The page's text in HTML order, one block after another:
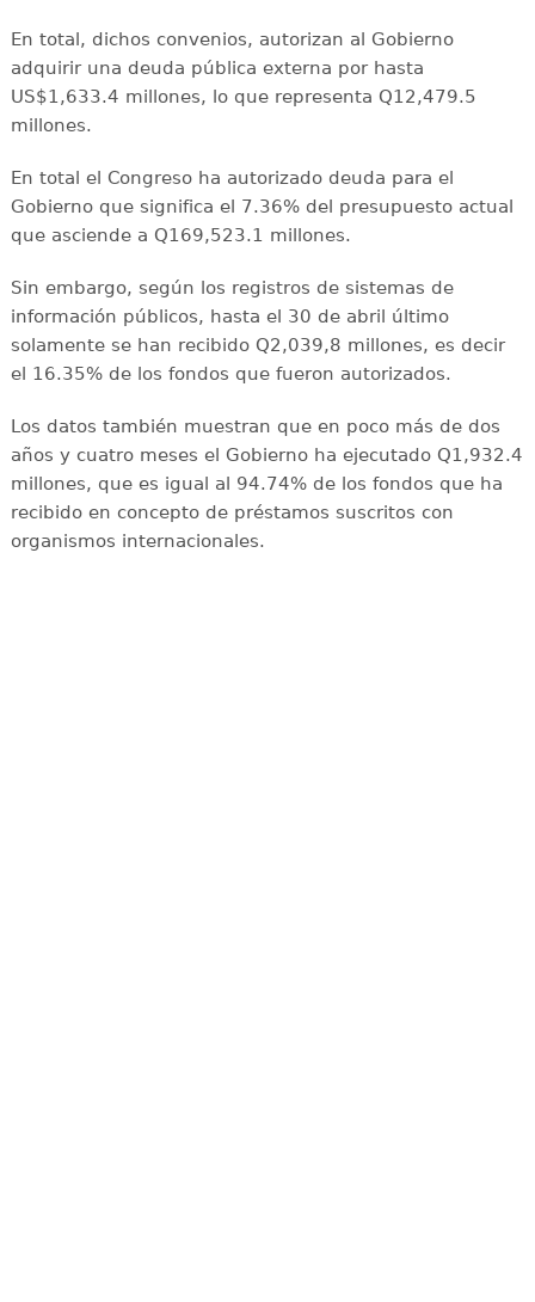
En total, dichos convenios, autorizan al Gobierno
adquirir una deuda pública externa por hasta
US$1,633.4 millones, lo que representa Q12,479.5
millones.
En total el Congreso ha autorizado deuda para el
Gobierno que significa el 7.36% del presupuesto actual
que asciende a Q169,523.1 millones.
Sin embargo, según los registros de sistemas de
información públicos, hasta el 30 de abril último
solamente se han recibido Q2,039,8 millones, es decir
el 16.35% de los fondos que fueron autorizados.
Los datos también muestran que en poco más de dos
años y cuatro meses el Gobierno ha ejecutado Q1,932.4
millones, que es igual al 94.74% de los fondos que ha
recibido en concepto de préstamos suscritos con
organismos internacionales.